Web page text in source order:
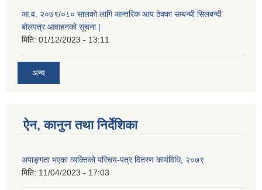
आ.व. २०७९/०८० सालको लागि आन्तरिक आय ठेक्का सम्बन्धी सिलबन्दी
बोलपत्र आवाहनको सूचना |
मिति: 01/12/2023 - 13:11
अन्य
ऐन, कानुन तथा निर्देशिका
अपाङ्गता भएका व्यक्तिको परिचय-पत्र वितरण कार्यविधि, २०७९
मिति: 11/04/2023 - 17:03